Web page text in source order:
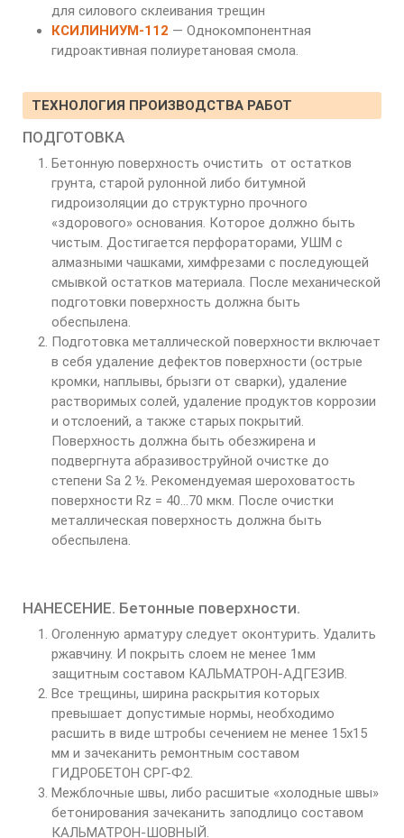
для силового склеивания трещин
КСИЛИНИУМ-112 — Однокомпонентная
гидроактивная полиуретановая смола.
ТЕХНОЛОГИЯ ПРОИЗВОДСТВА РАБОТ
ПОДГОТОВКА
Бетонную поверхность очистить от остатков
грунта, старой рулонной либо битумной
гидроизоляции до структурно прочного
«здорового» основания. Которое должно быть
чистым. Достигается перфораторами, УШМ с
алмазными чашками, химфрезами с последующей
смывкой остатков материала. После механической
подготовки поверхность должна быть
обеспылена.
Подготовка металлической поверхности включает
в себя удаление дефектов поверхности (острые
кромки, наплывы, брызги от сварки), удаление
растворимых солей, удаление продуктов коррозии
и отслоений, а также старых покрытий.
Поверхность должна быть обезжирена и
подвергнута абразивоструйной очистке до
степени Sa 2 ½. Рекомендуемая шероховатость
поверхности Rz = 40…70 мкм. После очистки
металлическая поверхность должна быть
обеспылена.
НАНЕСЕНИЕ. Бетонные поверхности.
Оголенную арматуру следует оконтурить. Удалить
ржавчину. И покрыть слоем не менее 1мм
защитным составом КАЛЬМАТРОН-АДГЕЗИВ.
Все трещины, ширина раскрытия которых
превышает допустимые нормы, необходимо
расшить в виде штробы сечением не менее 15х15
мм и зачеканить ремонтным составом
ГИДРОБЕТОН СРГ-Ф2.
Межблочные швы, либо расшитые «холодные швы»
бетонирования зачеканить заподлицо составом
КАЛЬМАТРОН-ШОВНЫЙ.